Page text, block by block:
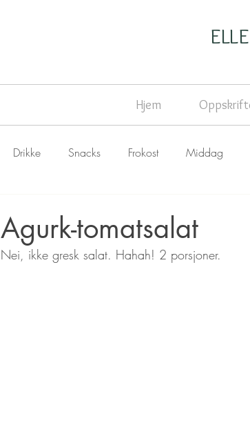
Drikke Snacks Frokost Middag
Agurk-tomatsalat
Nei, ikke gresk salat. Hahah! 2 porsjoner.
Hjem